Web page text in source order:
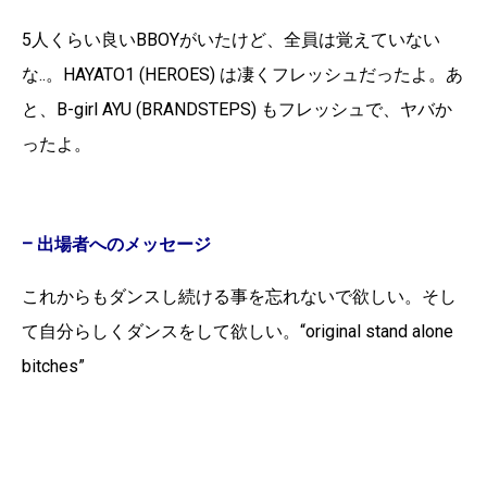
5人くらい良いBBOYがいたけど、全員は覚えていない
な..。HAYATO1 (HEROES) は凄くフレッシュだったよ。あ
と、B-girl AYU (BRANDSTEPS) もフレッシュで、ヤバか
ったよ。
– 出場者へのメッセージ
これからもダンスし続ける事を忘れないで欲しい。そし
て自分らしくダンスをして欲しい。“original stand alone
bitches”